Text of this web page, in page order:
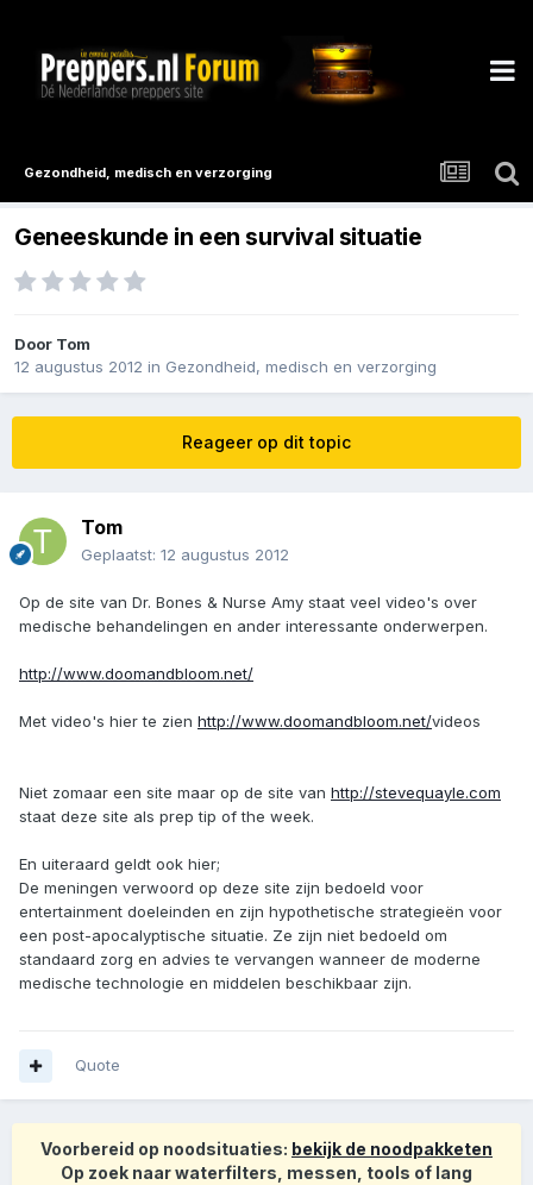
Gezondheid, medisch en verzorging
Geneeskunde in een survival situatie
Door Tom
12 augustus 2012 in Gezondheid, medisch en verzorging
Reageer op dit topic
Tom
Geplaatst: 12 augustus 2012
Op de site van Dr. Bones & Nurse Amy staat veel video's over
medische behandelingen en ander interessante onderwerpen.
http://www.doomandbloom.net/
Met video's hier te zien http://www.doomandbloom.net/videos
Niet zomaar een site maar op de site van http://stevequayle.com
staat deze site als prep tip of the week.
En uiteraard geldt ook hier;
De meningen verwoord op deze site zijn bedoeld voor
entertainment doeleinden en zijn hypothetische strategieën voor
een post-apocalyptische situatie. Ze zijn niet bedoeld om
standaard zorg en advies te vervangen wanneer de moderne
medische technologie en middelen beschikbaar zijn.
Quote
Voorbereid op noodsituaties: bekijk de noodpakketen
Op zoek naar waterfilters, messen, tools of lang